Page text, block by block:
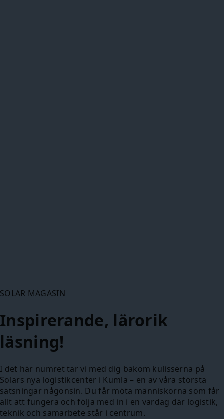
SOLAR MAGASIN
Inspirerande, lärorik
läsning!
I det här numret tar vi med dig bakom kulisserna på
Solars nya logistikcenter i Kumla – en av våra största
satsningar någonsin. Du får möta människorna som får
allt att fungera och följa med in i en vardag där logistik,
teknik och samarbete står i centrum.